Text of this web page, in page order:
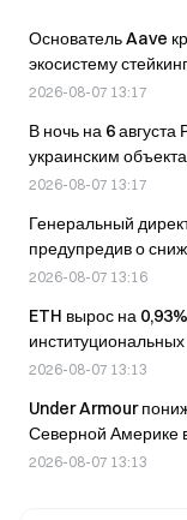
Основатель Aave
экосистему
2026-08-07 13:17
В ночь на 6
украинским
2026-08-07 13:17
Генеральный
предупредив о
2026-08-07 13:16
ETH вырос на
ужесточения
2026-08-07 13:13
Under Armour
Северной Америке
премаркете
2026-08-07 13:13